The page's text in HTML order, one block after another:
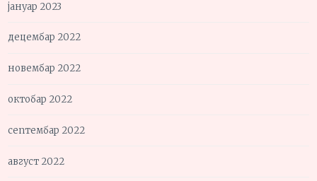
јануар 2023
децембар 2022
новембар 2022
октобар 2022
септембар 2022
август 2022